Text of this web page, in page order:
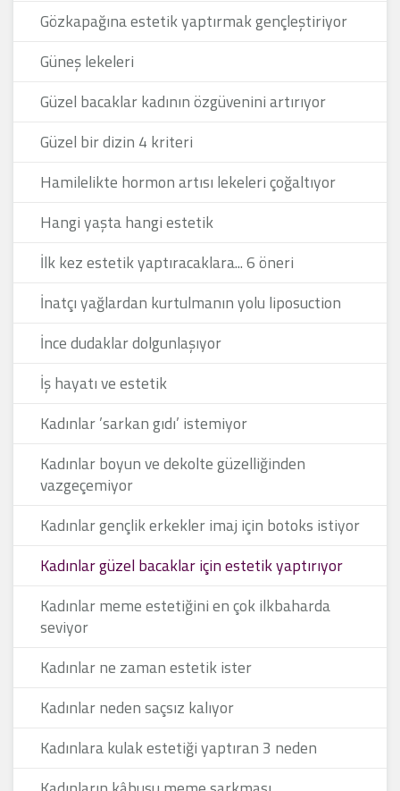
Gözkapağına estetik yaptırmak gençleştiriyor
Güneş lekeleri
Güzel bacaklar kadının özgüvenini artırıyor
Güzel bir dizin 4 kriteri
Hamilelikte hormon artısı lekeleri çoğaltıyor
Hangi yaşta hangi estetik
İlk kez estetik yaptıracaklara... 6 öneri
İnatçı yağlardan kurtulmanın yolu liposuction
İnce dudaklar dolgunlaşıyor
İş hayatı ve estetik
Kadınlar ’sarkan gıdı’ istemiyor
Kadınlar boyun ve dekolte güzelliğinden
vazgeçemiyor
Kadınlar gençlik erkekler imaj için botoks istiyor
Kadınlar güzel bacaklar için estetik yaptırıyor
Kadınlar meme estetiğini en çok ilkbaharda
seviyor
Kadınlar ne zaman estetik ister
Kadınlar neden saçsız kalıyor
Kadınlara kulak estetiği yaptıran 3 neden